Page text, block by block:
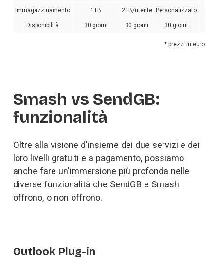
Immagazzinamento 1TB 2TB/utente Personalizzato
Disponibilità 30 giorni 30 giorni 30 giorni
* prezzi in euro
Smash vs SendGB:
funzionalità
Oltre alla visione d'insieme dei due servizi e dei
loro livelli gratuiti e a pagamento, possiamo
anche fare un'immersione più profonda nelle
diverse funzionalità che SendGB e Smash
offrono, o non offrono.
Outlook Plug-in